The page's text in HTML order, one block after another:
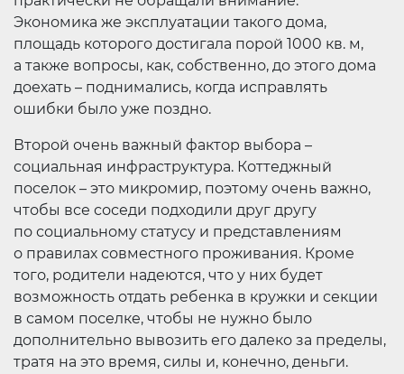
Экономика же эксплуатации такого дома,
площадь которого достигала порой 1000 кв. м,
а также вопросы, как, собственно, до этого дома
доехать – поднимались, когда исправлять
ошибки было уже поздно.
Второй очень важный фактор выбора –
социальная инфраструктура. Коттеджный
поселок – это микромир, поэтому очень важно,
чтобы все соседи подходили друг другу
по социальному статусу и представлениям
о правилах совместного проживания. Кроме
того, родители надеются, что у них будет
возможность отдать ребенка в кружки и секции
в самом поселке, чтобы не нужно было
дополнительно вывозить его далеко за пределы,
тратя на это время, силы и, конечно, деньги.